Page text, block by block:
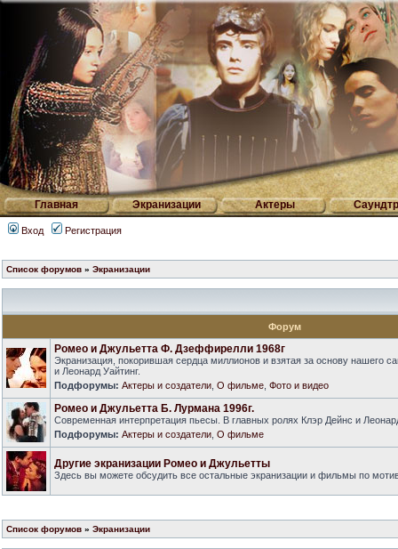
Главная Экранизации Актеры
Вход Регистрация
Список форумов » Экранизации
Форум
Ромео и Джульетта Ф. Дзеффирелли 1968г
Экранизация, покорившая сердца миллионов и взятая за основу нашего
и Леонард Уайтинг.
Подфорумы: Актеры и создатели О фильме Фото и видео
Ромео и Джульетта Б. Лурмана 1996г.
Современная интерпретация пьесы. В главных ролях Клэр Дейнс и
Подфорумы: Актеры и создатели О фильме
Другие экранизации Ромео и Джульетты
Здесь вы можете обсудить все остальные экранизации и фильмы по
Список форумов » Экранизации